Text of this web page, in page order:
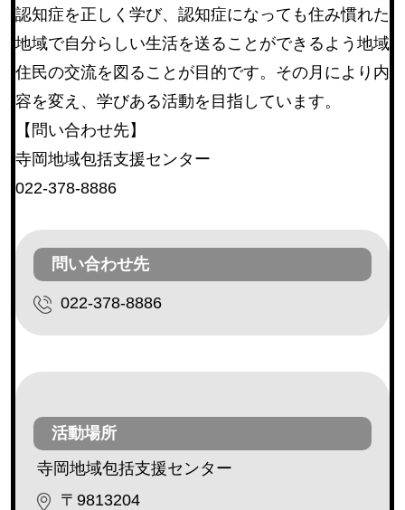
教育関連施設
その他(14)
活動内容
障害のある方等の作業補助
催しの手伝い(225)
レクリエーション活動（芸能ボランティア等）
(230)
手等）
調理ボランティア(18)
障害のある方の作業補助
外出補助(32)
その他(173)
認知症を正しく学び、認知症になっても住み慣れた
地域で自分らしい生活を送ることができるよう地域
住民の交流を図ることが目的です。その月により内
容を変え、学びある活動を目指しています。
【問い合わせ先】
寺岡地域包括支援センター
022-378-8886
問い合わせ先
022-378-8886
活動場所
寺岡地域包括支援センター
〒9813204